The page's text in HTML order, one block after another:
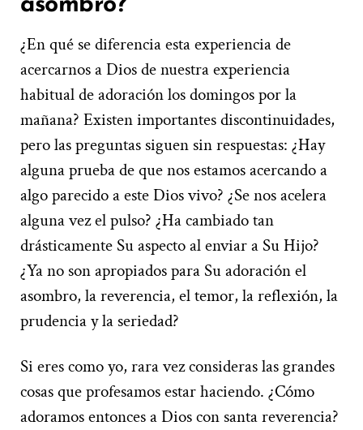
asombro?
¿En qué se diferencia esta experiencia de
acercarnos a Dios de nuestra experiencia
habitual de adoración los domingos por la
mañana? Existen importantes discontinuidades,
pero las preguntas siguen sin respuestas: ¿Hay
alguna prueba de que nos estamos acercando a
algo parecido a este Dios vivo? ¿Se nos acelera
alguna vez el pulso? ¿Ha cambiado tan
drásticamente Su aspecto al enviar a Su Hijo?
¿Ya no son apropiados para Su adoración el
asombro, la reverencia, el temor, la reflexión, la
prudencia y la seriedad?
Si eres como yo, rara vez consideras las grandes
cosas que profesamos estar haciendo. ¿Cómo
adoramos entonces a Dios con santa reverencia?